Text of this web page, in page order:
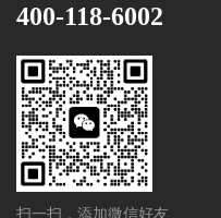
400-118-6002
扫一扫，添加微信好友